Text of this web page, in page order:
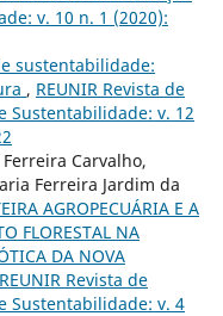
v. 10 n. 1 (2020):
sustentabilidade:
, REUNIR Revista de
Sustentabilidade: v. 12
Carvalho,
Ferreira Jardim da
AGROPECUÁRIA E A
FLORESTAL NA
DA NOVA
REUNIR Revista de
Sustentabilidade: v. 4